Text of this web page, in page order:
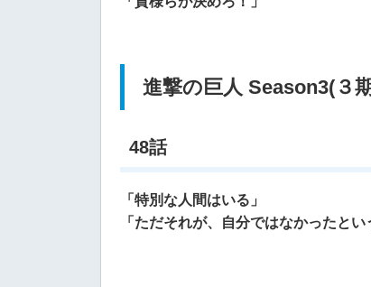
進撃の巨人 Season3(３
48話
「特別な人間はいる」
「ただそれが、自分ではなかったとい